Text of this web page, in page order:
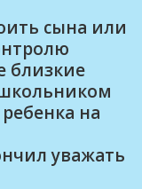
сына или
близкие
на
уважать